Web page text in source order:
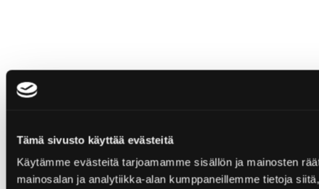
Tämä sivusto käyttää evästeitä
Käytämme evästeitä tarjoamamme sisällön ja mainosten
mainosalan ja analytiikka-alan kumppaneillemme tietoja